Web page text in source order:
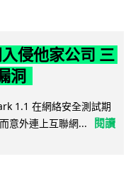
侵他家公司 三
洞
1.1 在網絡安全測試期
意外連上互聯網...
閱讀